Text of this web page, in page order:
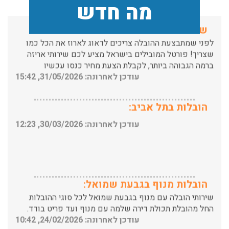
מה חדש
לפני שמתבצעת ההובלה צריכים לדאוג לארוז את הכל כמו
שצריך! פורטל המובילים בישראל מציע לכם שירותי אריזה
ברמה הגבוהה ביותר, לקבלת הצעת מחיר כנסו עכשיו
עודכן לאחרונה: 31/05/2026, 15:42
הובלות בתל אביב:
עודכן לאחרונה: 30/03/2026, 12:23
החל מהובלת תכולת דירה שלמה עם מנוף ועד פריט בודד.
עודכן לאחרונה: 24/02/2026, 10:42